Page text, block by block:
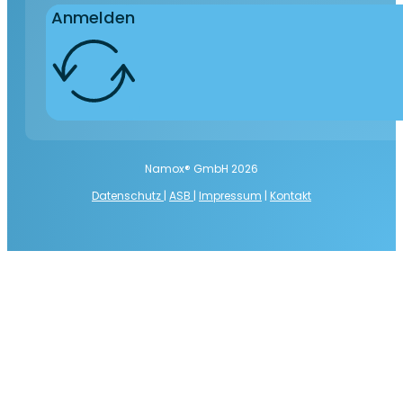
Anmelden
Namox® GmbH 2026
Datenschutz | ASB | Impressum | Kontakt